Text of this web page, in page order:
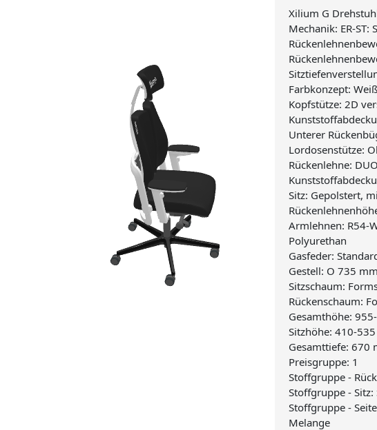
Xilium G
Mechanik: ER-
Farbkonzept: Weiß
Kopfstütze: 2D
Unterer
Lordosenstütze:
Rückenlehne:
Sitz: Gepolstert,
Armlehnen: R54-
Polyurethan
Gasfeder:
Gestell: O 735
Sitzschaum:
Rückenschaum:
Gesamthöhe:
Sitzhöhe: 410-
Gesamttiefe: 670
Preisgruppe: 1
Stoffgruppe -
Stoffgruppe -
Stoffgruppe -
Melange